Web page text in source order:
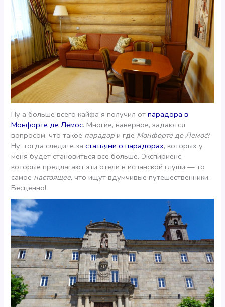
Ну а больше всего кайфа я получил отпарадора в
Монфорте де Лемос. Многие, наверное, задаются
вопросом, что такое парадор и где Монфорте де Лемос?
Ну, тогда следите застатьями о парадорах, которых у
меня будет становиться все больше. Экспириенс,
которые предлагают эти отели в испанской глуши — то
самое настоящее, что ищут вдумчивые путешественники.
Бесценно!